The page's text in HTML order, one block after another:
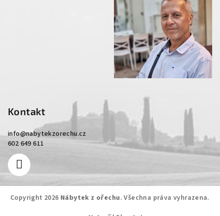
Kontakt
info@nabytekzorechu.cz
602 649 611
Copyright 2026 Nábytek z ořechu. Všechna práva vyhrazena.